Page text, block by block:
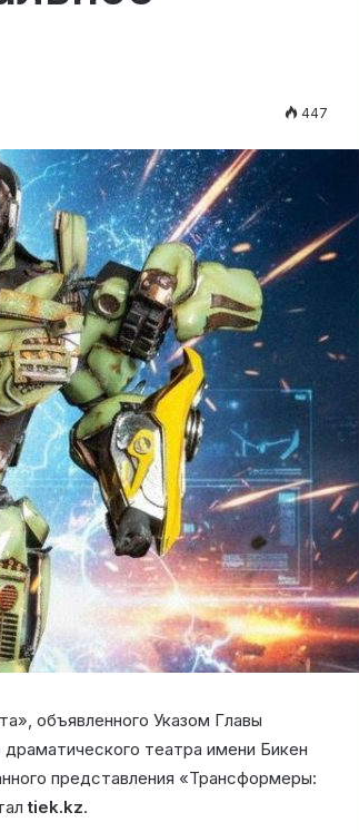
447
объявленного Указом Главы
театра имени Бикен
представления «Трансформеры:
tiek.kz.